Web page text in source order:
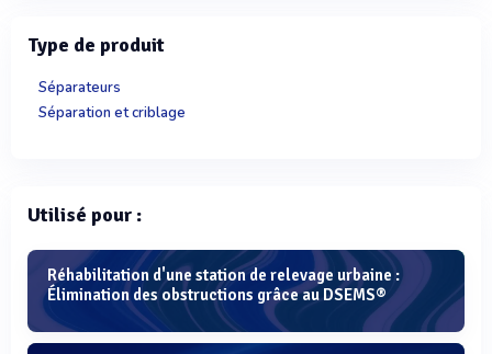
Type de produit
Séparateurs
Séparation et criblage
Utilisé pour :
Réhabilitation d'une station de relevage urbaine :
Élimination des obstructions grâce au DSEMS®